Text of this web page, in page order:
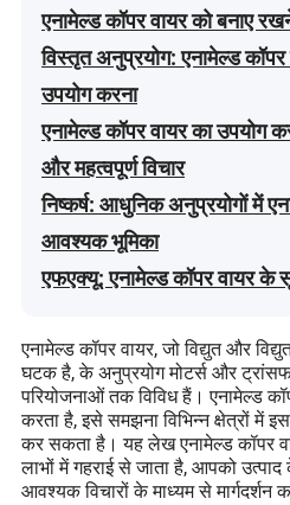
एनामेल्ड कॉपर वायर को बनाए
विस्तृत अनुप्रयोग: एनामेल्ड कॉपर
उपयोग करना
एनामेल्ड कॉपर वायर का उपयोग
और महत्वपूर्ण विचार
निष्कर्ष: आधुनिक अनुप्रयोगों में
आवश्यक भूमिका
एफएक्यू: एनामेल्ड कॉपर वायर के
एनामेल्ड कॉपर वायर, जो विद्युत और
घटक है, के अनुप्रयोग मोटर्स और
परियोजनाओं तक विविध हैं। एनामेल्ड
करता है, इसे समझना विभिन्न क्षेत्रों में
कर सकता है। यह लेख एनामेल्ड कॉपर
लाभों में गहराई से जाता है, आपको
आवश्यक विचारों के माध्यम से मार्गदर्शन